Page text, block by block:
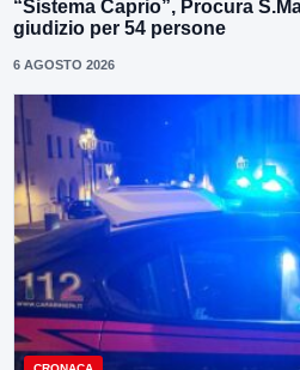
“Sistema Caprio”, Procura
giudizio per 54 persone
6 AGOSTO 2026